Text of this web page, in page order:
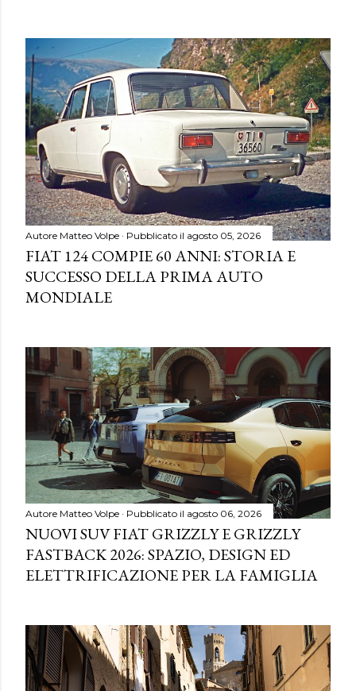
Autore Matteo Volpe Pubblicato il agosto 05, 2026
FIAT 124 COMPIE 60 ANNI: STORIA E
SUCCESSO DELLA PRIMA AUTO
MONDIALE
Autore Matteo Volpe Pubblicato il agosto 06, 2026
NUOVI SUV FIAT GRIZZLY E GRIZZLY
FASTBACK 2026: SPAZIO, DESIGN ED
ELETTRIFICAZIONE PER LA FAMIGLIA